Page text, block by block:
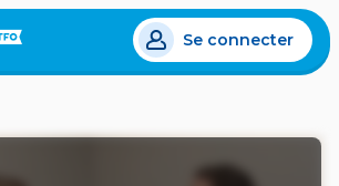
Se connecter